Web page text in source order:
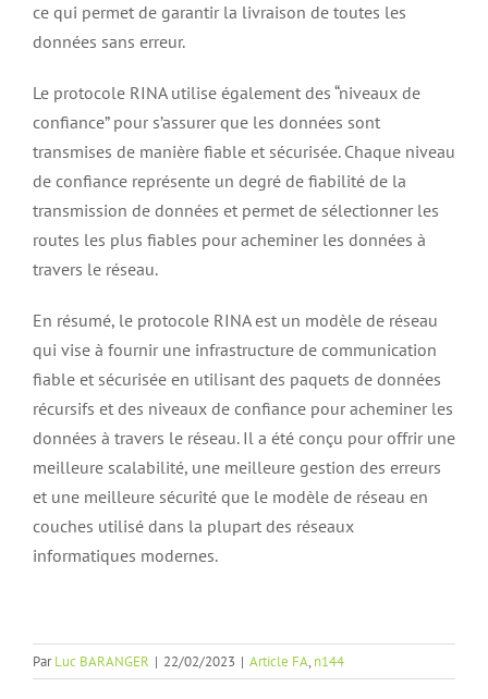
ce qui permet de garantir la livraison de toutes les
données sans erreur.
Le protocole RINA utilise également des “niveaux de
confiance” pour s’assurer que les données sont
transmises de manière fiable et sécurisée. Chaque niveau
de confiance représente un degré de fiabilité de la
transmission de données et permet de sélectionner les
routes les plus fiables pour acheminer les données à
travers le réseau.
En résumé, le protocole RINA est un modèle de réseau
qui vise à fournir une infrastructure de communication
fiable et sécurisée en utilisant des paquets de données
récursifs et des niveaux de confiance pour acheminer les
données à travers le réseau. Il a été conçu pour offrir une
meilleure scalabilité, une meilleure gestion des erreurs
et une meilleure sécurité que le modèle de réseau en
couches utilisé dans la plupart des réseaux
informatiques modernes.
ParLuc BARANGER | 22/02/2023 | Article FA, n144